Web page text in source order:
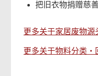
把旧衣物捐赠慈
更多关于家居废物源
更多关于物料分类‧